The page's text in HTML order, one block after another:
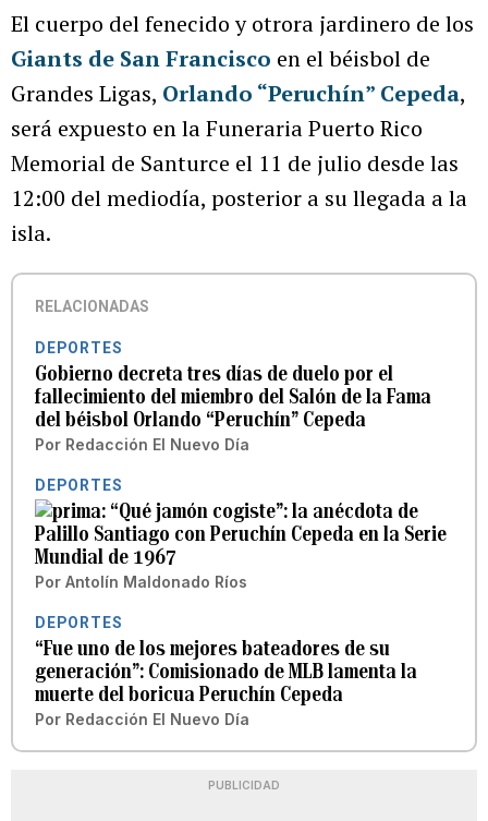
El cuerpo del fenecido y otrora jardinero de los
Giants de San Francisco en el béisbol de
Grandes Ligas, Orlando “Peruchín” Cepeda,
será expuesto en la Funeraria Puerto Rico
Memorial de Santurce el 11 de julio desde las
12:00 del mediodía, posterior a su llegada a la
isla.
RELACIONADAS
DEPORTES
Gobierno decreta tres días de duelo por el
fallecimiento del miembro del Salón de la Fama
del béisbol Orlando “Peruchín” Cepeda
Por Redacción El Nuevo Día
DEPORTES
“Qué jamón cogiste”: la anécdota de
Palillo Santiago con Peruchín Cepeda en la Serie
Mundial de 1967
Por Antolín Maldonado Ríos
DEPORTES
“Fue uno de los mejores bateadores de su
generación”: Comisionado de MLB lamenta la
muerte del boricua Peruchín Cepeda
Por Redacción El Nuevo Día
PUBLICIDAD